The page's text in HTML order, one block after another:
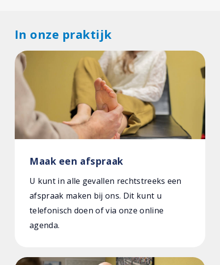
In onze praktijk
Maak een afspraak
U kunt in alle gevallen rechtstreeks een
afspraak maken bij ons. Dit kunt u
telefonisch doen of via onze online
agenda.